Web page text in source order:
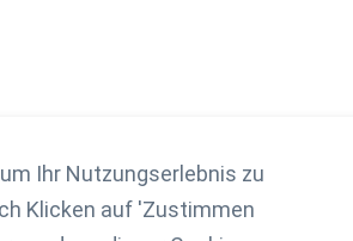
Ihr Nutzungserlebnis zu
Klicken auf 'Zustimmen